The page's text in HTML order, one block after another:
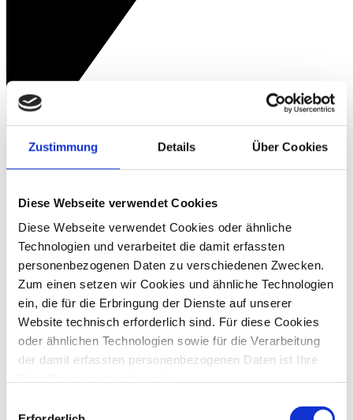
Zustimmung Details Über Cookies
Diese Webseite verwendet Cookies
Diese Webseite verwendet Cookies oder ähnliche
Technologien und verarbeitet die damit erfassten
personenbezogenen Daten zu verschiedenen Zwecken.
Zum einen setzen wir Cookies und ähnliche Technologien
ein, die für die Erbringung der Dienste auf unserer
Website technisch erforderlich sind. Für diese Cookies
oder ähnlichen Technologien sowie für die Verarbeitung
der damit erfassten personenbezogenen Daten ist Ihre
mit Ihrer ausdrücklichen Einwilligung einsetzen und die
FAQs – Fragen im Bereich Information-
und Cybersecurity
Warum braucht man ein
Informationssicherheitsmanagementsystem (ISMS)?
Die Pandemie hat deutlich gezeigt, wie verzweigt unsere Liefer- und
Leistungsbeziehungen heute sind. Der Austausch von Daten erfolgt
digital unter Einsatz verschiedenster Player und Systeme. Vor
IT-Anwendungen und -Prozesse des eigenen Unternehmens
ausfallen bzw. beschädigt oder aber datenschutzrechtliche